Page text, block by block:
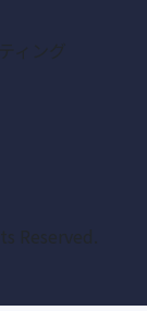
ィング
Reserved.